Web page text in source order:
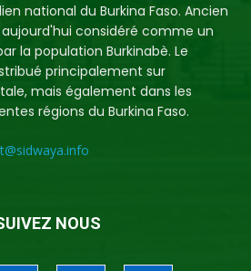
national du Burkina Faso. Ancien
considéré comme un
la population Burkinabè. Le
principalement sur
mais également dans les
régions du Burkina Faso.
NOUS